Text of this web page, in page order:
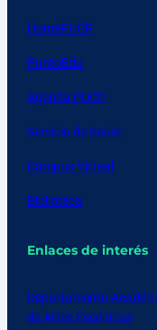
HomePUCP
PuntoEdu
Agenda PUCP
Servicio de Salud
Campus Virtual
Biblioteca
Enlaces de interés
Departamento
de Artes Escénicas